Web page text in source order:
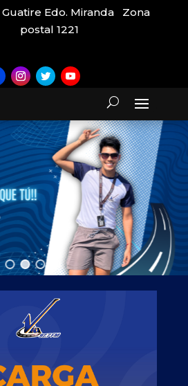
Guatire Edo. Miranda Zona
postal 1221
EN VIVO
PUBLICIDAD